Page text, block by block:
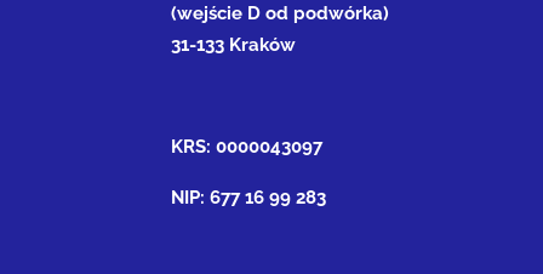
(wejście D od podwórka)
31-133 Kraków
KRS: 0000043097
NIP: 677 16 99 283